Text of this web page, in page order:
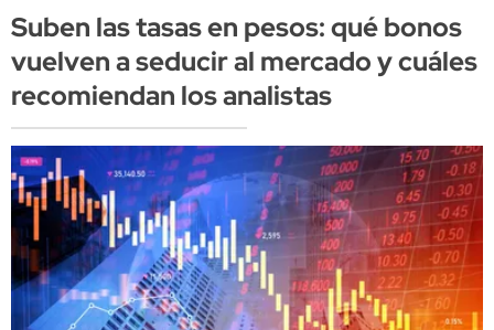
Suben las tasas en pesos: qué bonos
vuelven a seducir al mercado y cuáles
recomiendan los analistas